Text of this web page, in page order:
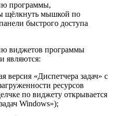
программы,
щёлкнуть мышкой по
быстрого доступа
виджетов программы
являются:
«Диспетчера задач» с
ресурсов
по виджету открывается
Windows»);